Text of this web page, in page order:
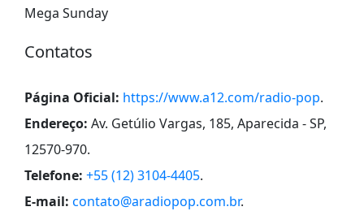
Mega Sunday
Contatos
Página Oficial: https://www.a12.com/radio-pop.
Endereço: Av. Getúlio Vargas, 185, Aparecida - SP,
12570-970.
Telefone: +55 (12) 3104-4405.
E-mail: contato@aradiopop.com.br.